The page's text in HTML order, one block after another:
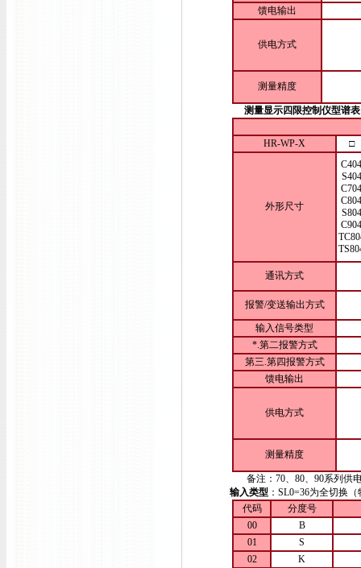
馈电输出
供电方式
测量精度
测量显示四限控制仪型谱表
HR-WP-X □
外形尺寸
C404
S404
C704
C804
S804
C904
通讯方式
报警/变送输出方式
输入信号类型
*.第二报警方式
第三.第四报警方式
馈电输出
供电方式
测量精度
备注：70、80、90系列供电
输入类型：SL0=36为全切换
代码
分度号
00
B
01
S
02
K